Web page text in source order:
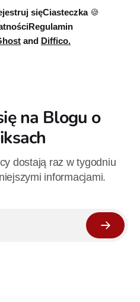
sięCiasteczka 🍪
Regulamin
and Diffico.
na Blogu o
dostają raz w tygodniu
informacjami.